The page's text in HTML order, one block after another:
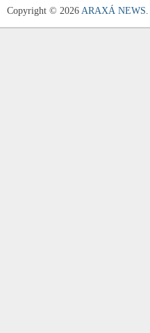
Copyright © 2026 ARAXÁ NEWS